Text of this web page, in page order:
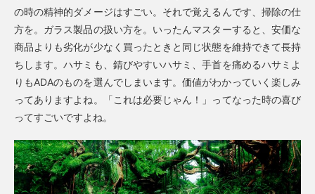
の時の精神的ダメージはすごい。それで覚えるんです、掃除の仕
方を。ガラス製品の扱い方を。いったんマスターすると、安価な
商品よりも劣化が少なく買ったときと同じ状態を維持できて長持
ちします。ハサミも、錆びやすいハサミ、手首を痛めるハサミよ
りもADAのものを選んでしまいます。価値がわかっていく楽しみ
ってありますよね。「これは必要じゃん！」ってなった時の喜び
ってすごいですよね。